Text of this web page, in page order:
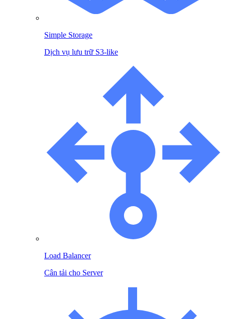
Simple Storage
Dịch vụ lưu trữ S3-like
Load Balancer
Cân tải cho Server